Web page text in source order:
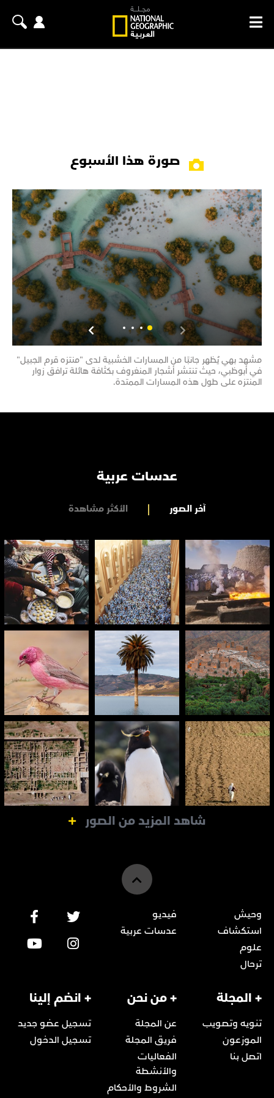
صورة هذا الأسبوع
مشهد بهي يُظهر جانبًا من المسارات الخشبية لدى "منتزه قرم الجبيل"
في أبوظبي، حيث تنتشر أشجار المنغروف بكثافة هائلة ترافق زوار
المنتزه على طول هذه المسارات الممتدة.
عدسات عربية
آخر الصور الأكثر مشاهدة
شاهد المزيد من الصور
وحيش
استكشاف
علوم
ترحال
فيديو
عدسات عربية
+ المجلة
تنويه وتصويب
الموزعون
اتصل بنا
+ من نحن
عن المجلة
فريق المجلة
الفعاليات
والأنشطة
الشروط والأحكام
+ انضم إلينا
تسجيل عضو جديد
تسجيل الدخول